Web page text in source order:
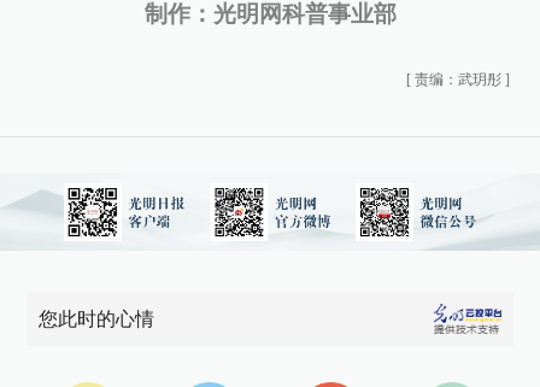
制作：光明网科普事业部
[ 责编：武玥彤 ]
您此时的心情